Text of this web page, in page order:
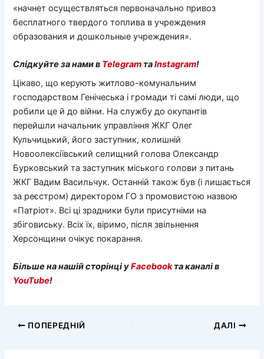
«начнет осуществляться первоначально привоз
бесплатного твердого топлива в учреждения
образования и дошкольные учреждения».
Слідкуйте за нами в Telegram таInstagram!
Цікаво, що керують житлово-комунальним
господарством Генічеська і громади ті самі люди, що
робили це й до війни. На службу до окупантів
перейшли начальник управління ЖКГ Олег
Кульчицький, його заступник, колишній
Новоолексіївський селищний голова Олександр
Бурковський та заступник міського голови з питань
ЖКГ Вадим Васильчук. Останній також був (і лишається
за реєстром) директором ГО з промовистою назвою
«Патріот». Всі ці зрадники були присутніми на
збіговиську. Всіх їх, віримо, після звільнення
Херсонщини очікує покарання.
Більше на нашій сторінці уFacebookта каналі в
YouTube!
ПОПЕРЕДНІЙ ДАЛІ